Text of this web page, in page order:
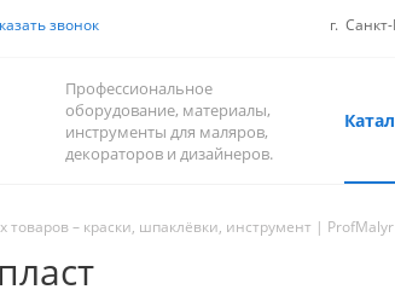
звонок г.
Профессиональное
оборудование, материалы,
инструменты для маляров,
декораторов и дизайнеров.
товаров – краски, шпаклёвки, инструмент | ProfMalyr